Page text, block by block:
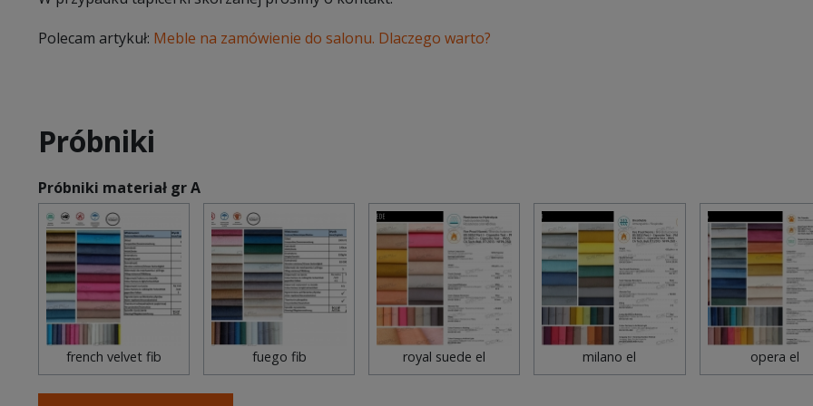
Polecam artykuł: Meble na zamówienie do salonu. Dlaczego warto?
Próbniki
Próbniki materiał gr A
french velvet fib fuego fib royal suede el milano el opera el